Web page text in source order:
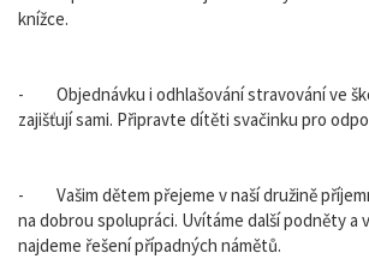
knížce.
- Objednávku i odhlašování stravování ve
zajišťují sami. Připravte dítěti svačinku pro
- Vašim dětem přejeme v naší družině
na dobrou spolupráci. Uvítáme další podněty a
najdeme řešení případných námětů.